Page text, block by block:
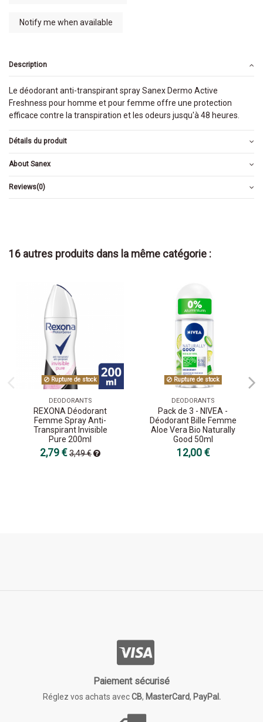
Description
Le déodorant anti-transpirant spray Sanex Dermo Active
Freshness pour homme et pour femme offre une protection
efficace contre la transpiration et les odeurs jusqu'à 48 heures.
Détails du produit
About Sanex
Reviews(0)
16 autres produits dans la même catégorie :
Rupture de stock
DEODORANTS
REXONA Déodorant
Femme Spray Anti-
Transpirant Invisible
Pure 200ml
2,79 €3,49 €
Rupture de stock
DEODORANTS
Pack de 3 - NIVEA -
Déodorant Bille Femme
Aloe Vera Bio Naturally
Good 50ml
12,00 €
Paiement sécurisé
Réglez vos achats avecCB, MasterCard, PayPal.